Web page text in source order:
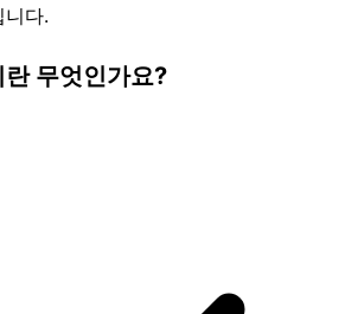
다.
무엇인가요?